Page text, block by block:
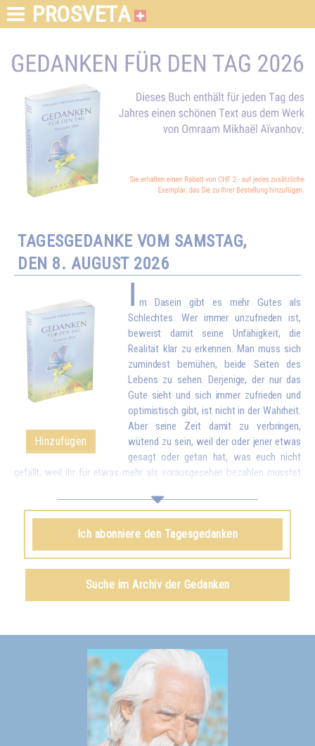
PROSVETA
TAGESGEDANKE VOM SAMSTAG,
DEN 8. AUGUST 2026
Hinzufügen
I m Dasein gibt es mehr Gutes als
Schlechtes. Wer immer unzufrieden ist,
beweist damit seine Unfähigkeit, die
Realität klar zu erkennen. Man muss sich
zumindest bemühen, beide Seiten des
Lebens zu sehen. Derjenige, der nur das
Gute sieht und sich immer zufrieden und
optimistisch gibt, ist nicht in der Wahrheit.
Aber seine Zeit damit zu verbringen,
wütend zu sein, weil der oder jener etwas
gesagt oder getan hat, was euch nicht
gefällt, weil ihr für etwas mehr als vorausgesehen bezahlen musstet
nicht salzig genug ist, wegen solch kleiner Unannehmlichkeiten zu
reagieren, als wären es Katastrophen, wird euch schließlich
stumpfsinnig machen. Vergleicht deshalb diese Kleinigkeiten mit all
dem Reichtum, den euch das Leben bringt. Wenn ihr euch bewusst
viele schöne und gute Dinge es in der Welt gibt und dass ihr das Leben
Siehe das Buch Das Lächeln des Weisen
Ich abonniere den Tagesgedanken
Suche im Archiv der Gedanken